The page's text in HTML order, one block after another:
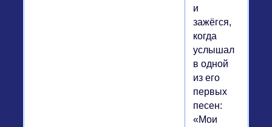
и
зажёгся,
когда
услышал
в одной
из его
первых
песен:
«Мои